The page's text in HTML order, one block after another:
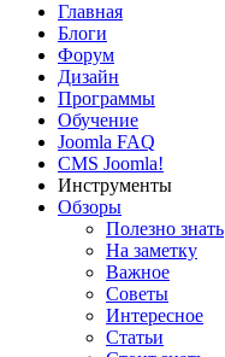
Главная
Блоги
Форум
Дизайн
Программы
Обучение
Joomla FAQ
CMS Joomla!
Инструменты
Обзоры
Полезно знать
На заметку
Важное
Советы
Интересное
Статьи